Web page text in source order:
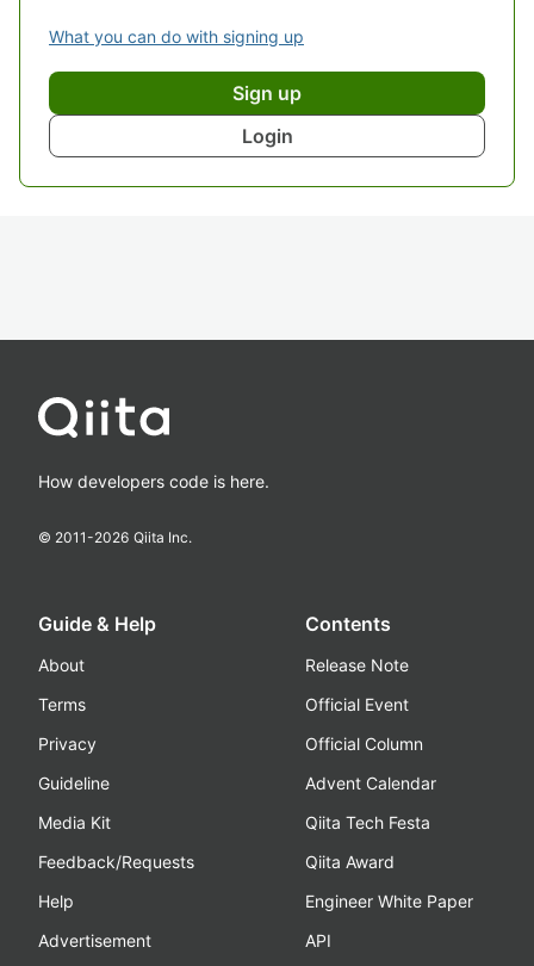
What you can do with signing up
Sign up
Login
How developers code is here.
© 2011-2026 Qiita Inc.
Guide & Help
About
Terms
Privacy
Guideline
Media Kit
Feedback/Requests
Help
Advertisement
Contents
Release Note
Official Event
Official Column
Advent Calendar
Qiita Tech Festa
Qiita Award
Engineer White Paper
API